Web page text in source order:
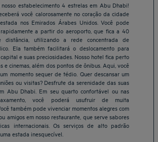
estabelecimento 4 estrelas em Abu Dhabi!
você calorosamente no coração da cidade
nos Emirados Árabes Unidos. Você pode
a partir do aeroporto, que fica a 40
distância, utilizando a rede concentrada de
Ela também facilitará o deslocamento para
e suas preciosidades. Nosso hotel fica perto
e cinemas, além dos pontos de ônibus. Aqui, você
momento sequer de tédio. Quer descansar um
ou visitas? Desfrute da serenidade das suas
Abu Dhabi. Em seu quarto confortável ou nas
você poderá usufruir de muita
também pode vivenciar momentos alegres com
amigos em nosso restaurante, que serve sabores
internacionais. Os serviços de alto padrão
estada inesquecível.